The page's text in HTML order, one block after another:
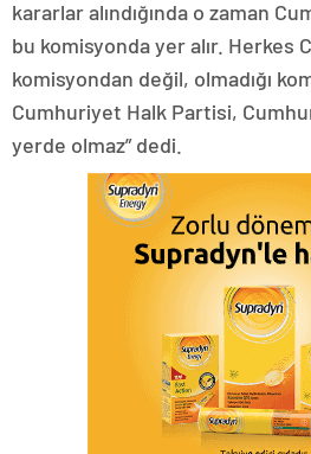
kararlar alındığında o zaman
bu komisyonda yer alır. Herkes
komisyondan değil, olmadığı
Cumhuriyet Halk Partisi,
yerde olmaz” dedi.